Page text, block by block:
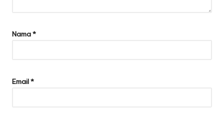
Nama*
Email*